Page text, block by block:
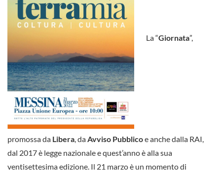
La “Giornata”,
promossa da Libera, daAvviso Pubblicoe anche dalla RAI,
dal 2017 è legge nazionale e quest’anno è alla sua
ventisettesima edizione. Il 21 marzo è un momento di